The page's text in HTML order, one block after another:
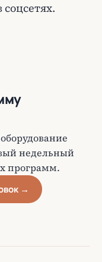
недельный
программ.
→